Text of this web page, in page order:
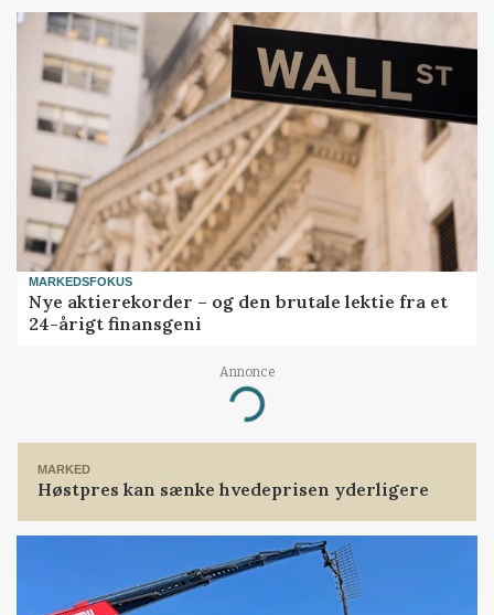
MARKEDSFOKUS
Nye aktierekorder – og den brutale lektie fra et
24-årigt finansgeni
Annonce
Loading...
MARKED
Høstpres kan sænke hvedeprisen yderligere